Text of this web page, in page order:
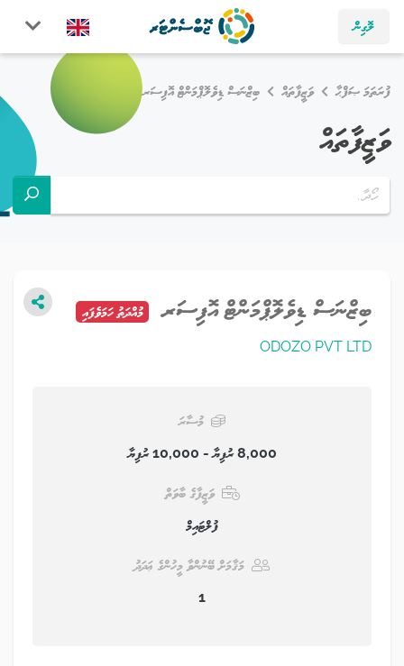
ލޮގިން
ފުރަތަމަ ޞަފްޙާ ވަޒީފާތައް ބިޒްނަސް ޑިވެލޮޕްމަންޓް އޮފިސަރ
ވަޒީފާތައް
ބިޒްނަސް ޑިވެލޮޕްމަންޓް އޮފިސަރ މުއްދަތު ހަމަވެފައި
ODOZO PVT LTD
މުސާރަ
8,000 ރުފިޔާ - 10,000 ރުފިޔާ
ވަޒީފާގެ ބާވަތް
ފުލްޓައިމް
މަޤާމަށް ބޭނުންވާ މީހުންގެ ޢަދަދު
1